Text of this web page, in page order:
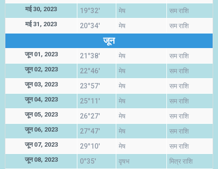
मई 30, 2023 19°32' मेष सम राशि
मई 31, 2023 20°34' मेष सम राशि
जून
जून 01, 2023 21°38' मेष सम राशि
जून 02, 2023 22°46' मेष सम राशि
जून 03, 2023 23°57' मेष सम राशि
जून 04, 2023 25°11' मेष सम राशि
जून 05, 2023 26°27' मेष सम राशि
जून 06, 2023 27°47' मेष सम राशि
जून 07, 2023 29°10' मेष सम राशि
जून 08, 2023 0°35' वृषभ मित्र राशि